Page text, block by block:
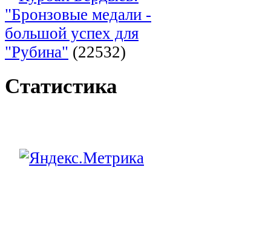
"Бронзовые медали -
большой успех для
"Рубина" (22532)
Статистика